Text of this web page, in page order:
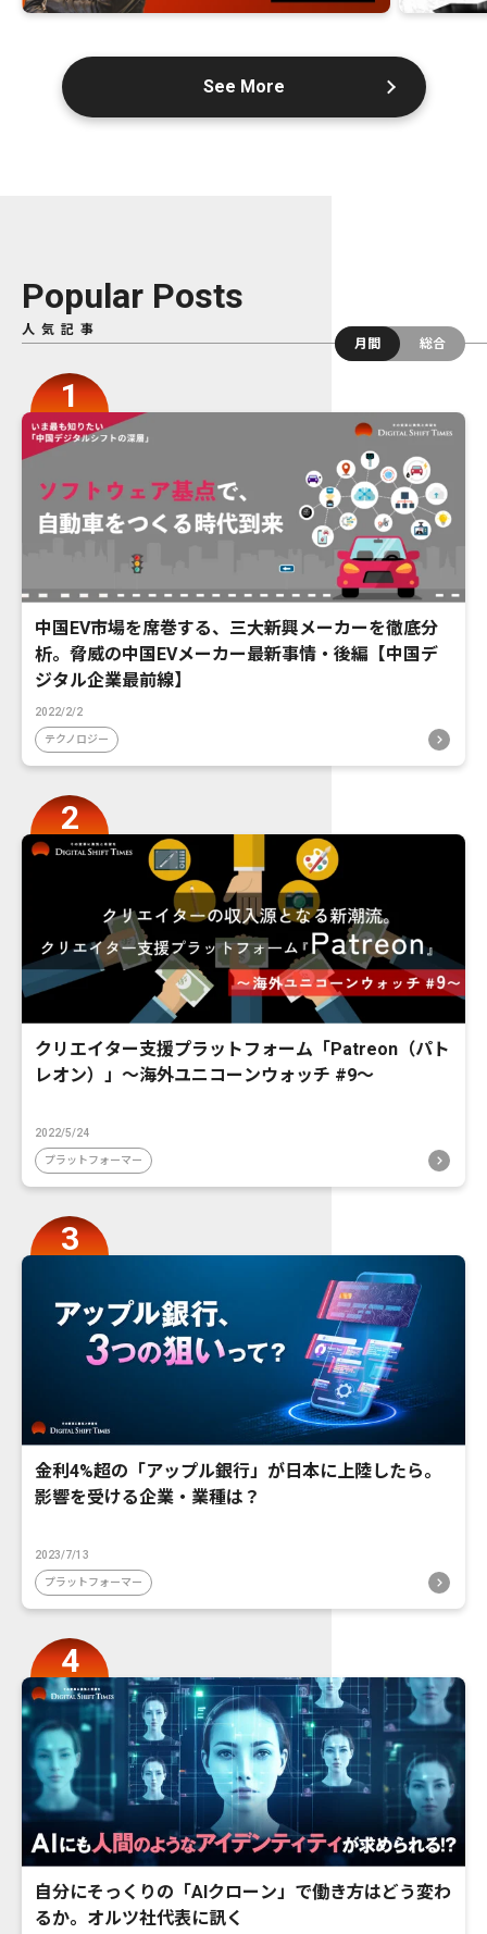
See More
Popular Posts
人気記事
月間
総合
中国EV市場を席巻する、三大新興メーカーを徹底分
析。脅威の中国EVメーカー最新事情・後編【中国デ
ジタル企業最前線】
2022/2/2
テクノロジー
クリエイター支援プラットフォーム「Patreon（パト
レオン）」〜海外ユニコーンウォッチ #9〜
2022/5/24
プラットフォーマー
金利4%超の「アップル銀行」が日本に上陸したら。
影響を受ける企業・業種は？
2023/7/13
プラットフォーマー
自分にそっくりの「AIクローン」で働き方はどう変わ
るか。オルツ社代表に訊く